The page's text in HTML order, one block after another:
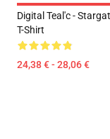
Digital Teal'c -
T-Shirt
24,38 € - 28,06 €